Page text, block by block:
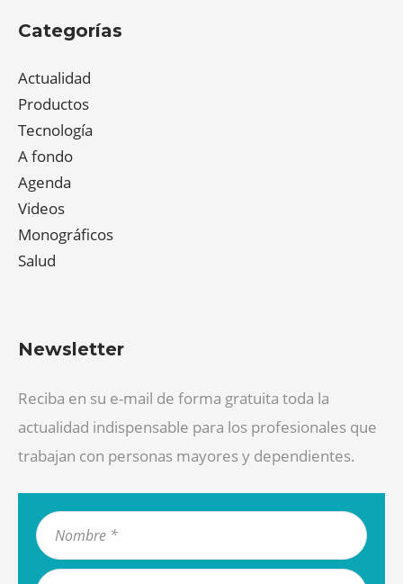
Categorías
Actualidad
Productos
Tecnología
A fondo
Agenda
Videos
Monográficos
Salud
Newsletter
Reciba en su e-mail de forma gratuita toda la
actualidad indispensable para los profesionales que
trabajan con personas mayores y dependientes.